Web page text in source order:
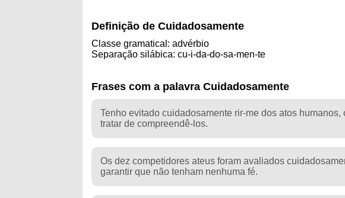
Definição de Cuidadosamente
Classe gramatical: advérbio
Separação silábica: cu-i-da-do-sa-men-te
Frases com a palavra Cuidadosamente
Tenho evitado cuidadosamente rir-me dos atos
tratar de compreendê-los.
Os dez competidores ateus foram avaliados
garantir que não tenham nenhuma fé.